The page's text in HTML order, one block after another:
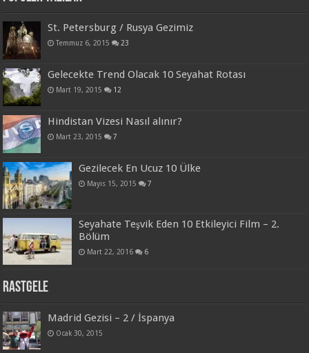
St. Petersburg / Rusya Gezimiz
Temmuz 6, 2015 23
Gelecekte Trend Olacak 10 Seyahat Rotası
Mart 19, 2015 12
Hindistan Vizesi Nasıl alınır?
Mart 23, 2015 7
Gezilecek En Ucuz 10 Ülke
Mayıs 15, 2015 7
Seyahate Teşvik Eden 10 Etkileyici Film – 2.
Bölüm
Mart 22, 2016 6
Rastgele
Madrid Gezisi – 2 / İspanya
Ocak 30, 2015